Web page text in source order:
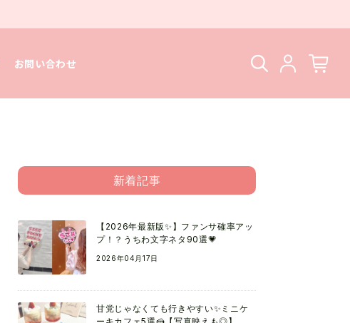
お問い合わせ
新着記事
【2026年最新版✨】ファンサ確率アッ
プ！？うちわ文字ネタ90選💗
2026年04月17日
甘党じゃなくても行きやすい✨ミニケ